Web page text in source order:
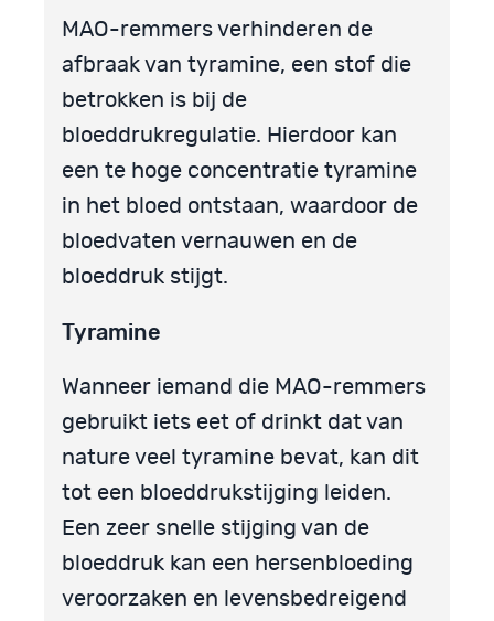
MAO-remmers verhinderen de
afbraak van tyramine, een stof die
betrokken is bij de
bloeddrukregulatie. Hierdoor kan
een te hoge concentratie tyramine
in het bloed ontstaan, waardoor de
bloedvaten vernauwen en de
bloeddruk stijgt.
Tyramine
Wanneer iemand die MAO-remmers
gebruikt iets eet of drinkt dat van
nature veel tyramine bevat, kan dit
tot een bloeddrukstijging leiden.
Een zeer snelle stijging van de
bloeddruk kan een hersenbloeding
veroorzaken en levensbedreigend